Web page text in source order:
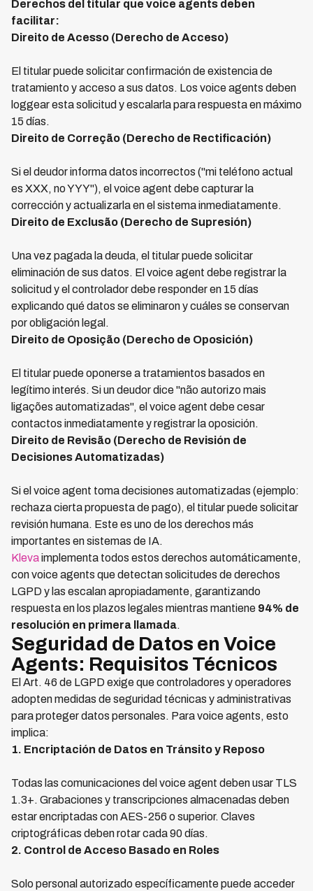
Derechos del titular que voice agents deben
facilitar:
Direito de Acesso (Derecho de Acceso)
El titular puede solicitar confirmación de existencia de
tratamiento y acceso a sus datos. Los voice agents deben
loggear esta solicitud y escalarla para respuesta en máximo
15 días.
Direito de Correção (Derecho de Rectificación)
Si el deudor informa datos incorrectos ("mi teléfono actual
es XXX, no YYY"), el voice agent debe capturar la
corrección y actualizarla en el sistema inmediatamente.
Direito de Exclusão (Derecho de Supresión)
Una vez pagada la deuda, el titular puede solicitar
eliminación de sus datos. El voice agent debe registrar la
solicitud y el controlador debe responder en 15 días
explicando qué datos se eliminaron y cuáles se conservan
por obligación legal.
Direito de Oposição (Derecho de Oposición)
El titular puede oponerse a tratamientos basados en
legítimo interés. Si un deudor dice "não autorizo mais
ligações automatizadas", el voice agent debe cesar
contactos inmediatamente y registrar la oposición.
Direito de Revisão (Derecho de Revisión de
Decisiones Automatizadas)
Si el voice agent toma decisiones automatizadas (ejemplo:
rechaza cierta propuesta de pago), el titular puede solicitar
revisión humana. Este es uno de los derechos más
importantes en sistemas de IA.
Klevaimplementa todos estos derechos automáticamente,
con voice agents que detectan solicitudes de derechos
LGPD y las escalan apropiadamente, garantizando
respuesta en los plazos legales mientras mantiene 94% de
resolución en primera llamada.
Seguridad de Datos en Voice
Agents: Requisitos Técnicos
El Art. 46 de LGPD exige que controladores y operadores
adopten medidas de seguridad técnicas y administrativas
para proteger datos personales. Para voice agents, esto
implica:
1. Encriptación de Datos en Tránsito y Reposo
Todas las comunicaciones del voice agent deben usar TLS
1.3+. Grabaciones y transcripciones almacenadas deben
estar encriptadas con AES-256 o superior. Claves
criptográficas deben rotar cada 90 días.
2. Control de Acceso Basado en Roles
Solo personal autorizado específicamente puede acceder